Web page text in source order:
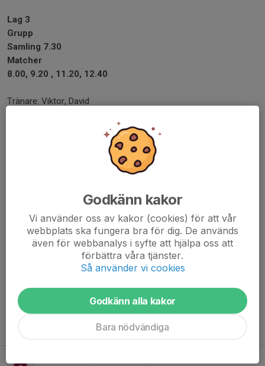
Lag 3
Grupp
Samling 7.30
Matcher
8.00, 9.20 , 11.20, 12.40
Tränare: Viktor, David
Linn
Umi
Juni
Godkänn kakor
Vi använder oss av kakor (cookies) för att vår
webbplats ska fungera bra för dig. De används
även för webbanalys i syfte att hjälpa oss att
förbättra våra tjänster.
Så använder vi cookies
Godkänn alla kakor
Bara nödvändiga